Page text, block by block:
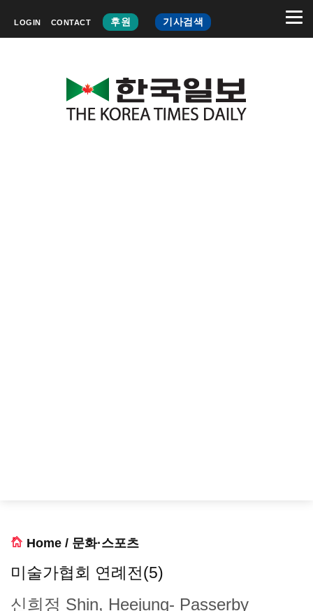
LOGIN CONTACT 후원 기사검색
Home / 문화·스포츠
미술가협회 연례전(5)
신희정 Shin, Heejung- Passerby